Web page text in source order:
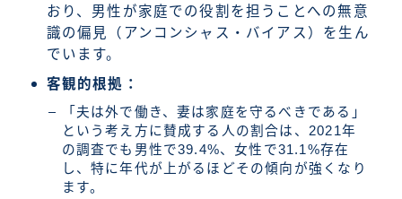
おり、男性が家庭での役割を担うことへの無意
識の偏見（アンコンシャス・バイアス）を生ん
でいます。
客観的根拠：
「夫は外で働き、妻は家庭を守るべきである」
という考え方に賛成する人の割合は、2021年
の調査でも男性で39.4%、女性で31.1%存在
し、特に年代が上がるほどその傾向が強くなり
ます。